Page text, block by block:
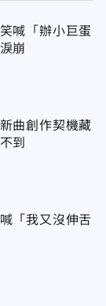
喊「辦小巨蛋
崩
曲創作契機藏
到
「我又沒伸舌